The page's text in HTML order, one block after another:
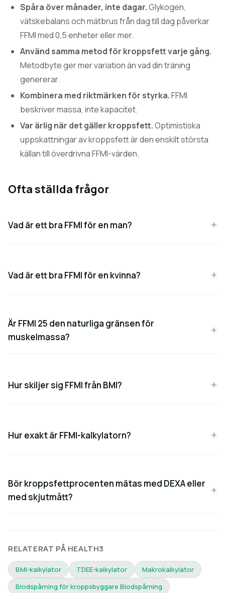
Spåra över månader, inte dagar.Glykogen,
vätskebalans och mätbrus från dag till dag påverkar
FFMI med 0,5 enheter eller mer.
Använd samma metod för kroppsfett varje gång.
Metodbyte ger mer variation än vad din träning
genererar.
Kombinera med riktmärken för styrka.FFMI
beskriver massa, inte kapacitet.
Var ärlig när det gäller kroppsfett.Optimistiska
uppskattningar av kroppsfett är den enskilt största
källan till överdrivna FFMI-värden.
Ofta ställda frågor
Vad är ett bra FFMI för en man?
Vad är ett bra FFMI för en kvinna?
Är FFMI 25 den naturliga gränsen för
muskelmassa?
Hur skiljer sig FFMI från BMI?
Hur exakt är FFMI-kalkylatorn?
Bör kroppsfettprocenten mätas med DEXA eller
med skjutmått?
RELATERAT PÅ HEALTH3
BMI-kalkylator TDEE-kalkylator
Makrokalkylator
Blodspårning för kroppsbyggare Blodspårning